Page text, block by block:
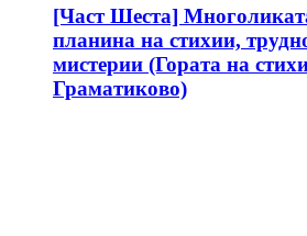
[Част Шеста]
планина на стихии,
мистерии (Гората на
Граматиково)